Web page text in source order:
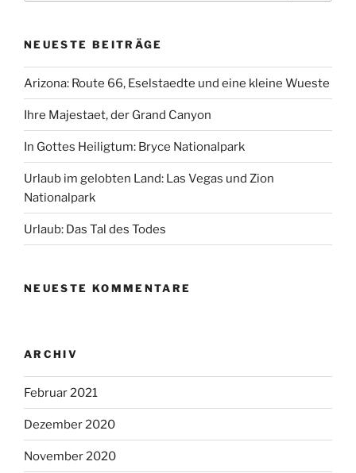
NEUESTE BEITRÄGE
Arizona: Route 66, Eselstaedte und eine kleine Wueste
Ihre Majestaet, der Grand Canyon
In Gottes Heiligtum: Bryce Nationalpark
Urlaub im gelobten Land: Las Vegas und Zion
Nationalpark
Urlaub: Das Tal des Todes
NEUESTE KOMMENTARE
ARCHIV
Februar 2021
Dezember 2020
November 2020